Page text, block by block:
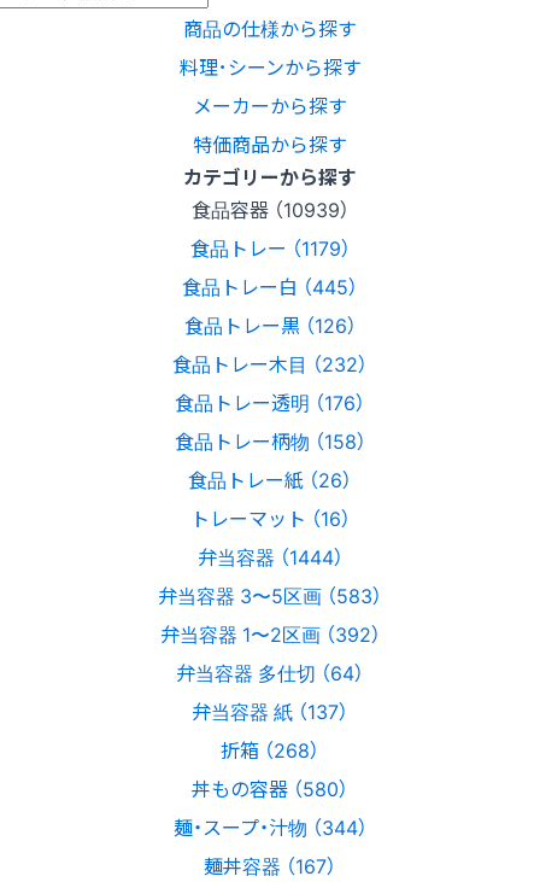
商品の仕様から探す
料理･シーンから探す
メーカーから探す
特価商品から探す
カテゴリーから探す
食品容器 （10939）
食品トレー （1179）
食品トレー白 （445）
食品トレー黒 （126）
食品トレー木目 （232）
食品トレー透明 （176）
食品トレー柄物 （158）
食品トレー紙 （26）
トレーマット （16）
弁当容器 （1444）
弁当容器 3〜5区画 （583）
弁当容器 1〜2区画 （392）
弁当容器 多仕切 （64）
弁当容器 紙 （137）
折箱 （268）
丼もの容器 （580）
麺・スープ・汁物 （344）
麺丼容器 （167）